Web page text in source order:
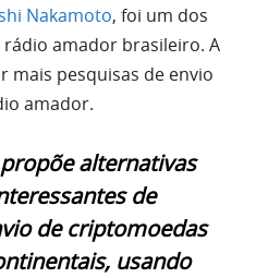
Nakamoto, foi um dos
amador brasileiro. A
mais pesquisas de envio
amador.
alternativas
de
de criptomoedas
usando